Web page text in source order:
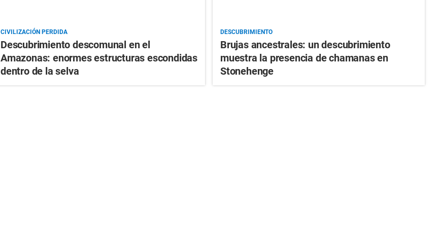
CIVILIZACIÓN PERDIDA
Descubrimiento descomunal en el
Amazonas: enormes estructuras escondidas
dentro de la selva
DESCUBRIMIENTO
Brujas ancestrales: un descubrimiento
muestra la presencia de chamanas en
Stonehenge